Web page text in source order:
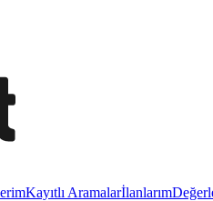
Kayıtlı Aramalarİlanlarım